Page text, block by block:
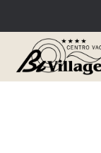
na
sadržaj